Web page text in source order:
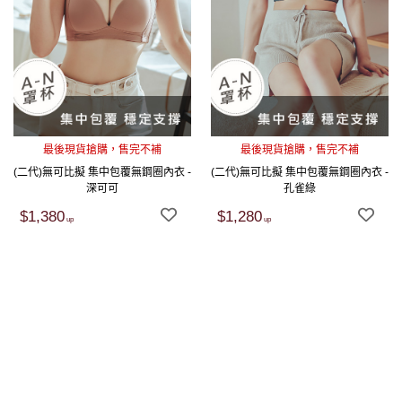
最後現貨搶購，售完不補
(二代)無可比擬 集中包覆無鋼圈內衣 -
深可可
$1,380
最後現貨搶購，售完不補
(二代)無可比擬 集中包覆無鋼圈內衣 -
孔雀綠
$1,280